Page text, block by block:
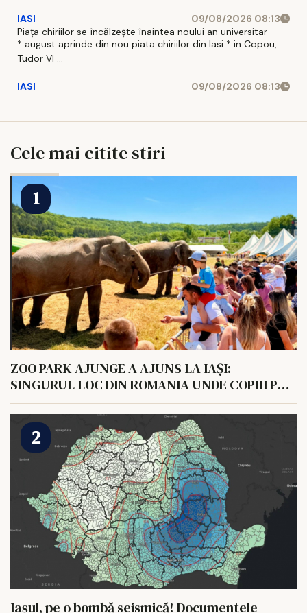
IASI
09/08/2026 08:13
Piața chiriilor se încălzește înaintea noului an universitar
* august aprinde din nou piata chiriilor din Iasi * in Copou,
Tudor Vl ...
IASI 09/08/2026 08:13
Cele mai citite stiri
ZOO PARK AJUNGE A AJUNS LA IAȘI:
SINGURUL LOC DIN ROMANIA UNDE COPIII POT
HRANI UN ELEFANT
Iașul, pe o bombă seismică! Documentele